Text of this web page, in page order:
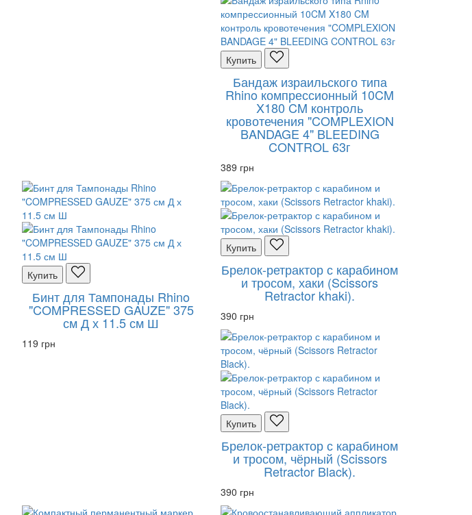
Купить
Бандаж израильского типа
Rhino компрессионный 10CM
X180 CM контроль
кровотечения "COMPLEXION
BANDAGE 4" BLEEDING
CONTROL 63г
389 грн
Купить
Бинт для Тампонады Rhino
"COMPRESSED GAUZE" 375
см Д х 11.5 см Ш
119 грн
Купить
Брелок-ретрактор с карабином
и тросом, хаки (Scissors
Retractor khaki).
390 грн
Купить
Брелок-ретрактор с карабином
и тросом, чёрный (Scissors
Retractor Black).
390 грн